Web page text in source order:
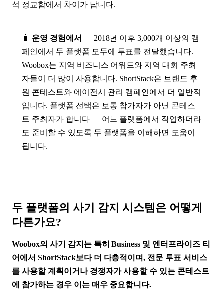
석 정교함에서 차이가 납니다.
🧳 운영 경험에서 — 2018년 이후 3,000개 이상의 캠
페인에서 두 플랫폼 모두에 투표를 전달했습니다.
Woobox는 지역 비즈니스 어워드와 지역 대회 주최
자들이 더 많이 사용합니다. ShortStack은 브랜드 후
원 콘테스트와 에이전시 관리 캠페인에서 더 일반적
입니다. 플랫폼 선택은 보통 참가자가 아닌 콘테스
트 주최자가 합니다 — 어느 플랫폼에서 작업하더라
도 준비할 수 있도록 두 플랫폼을 이해하면 도움이
됩니다.
두 플랫폼의 사기 감지 시스템은 어떻게
다른가요?
Woobox의 사기 감지는 특히 Business 및 엔터프라이즈 티
어에서 ShortStack보다 더 다층적이며, 전문 투표 서비스
를 사용할 계획이거나 경쟁자가 사용할 수 있는 콘테스트
에 참가하는 경우 이는 매우 중요합니다.